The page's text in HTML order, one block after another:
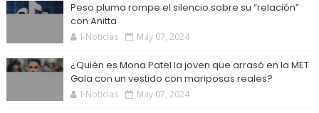
Peso pluma rompe el silencio sobre su “relación”
con Anitta
I-Noticias May 07, 2024
¿Quién es Mona Patel la joven que arrasó en la MET
Gala con un vestido con mariposas reales?
I-Noticias May 07, 2024